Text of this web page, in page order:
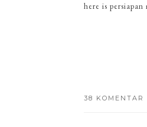
here is
38 KOMENTAR